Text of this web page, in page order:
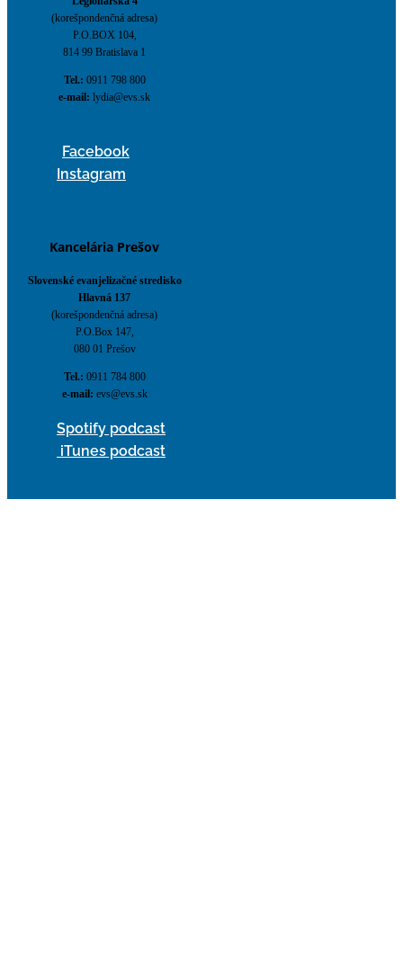
(korešpondenčná adresa)
P.O.BOX 104,
814 99 Bratislava 1
Tel.: 0911 798 800
e-mail: lydia@evs.sk
Facebook
Instagram
Kancelária Prešov
Slovenské evanjelizačné stredisko
Hlavná 137
(korešpondenčná adresa)
P.O.Box 147,
080 01 Prešov
Tel.: 0911 784 800
e-mail: evs@evs.sk
Spotify podcast
iTunes podcast